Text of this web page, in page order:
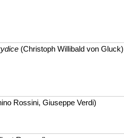
(Christoph Willibald von Gluck)
Rossini, Giuseppe Verdi)